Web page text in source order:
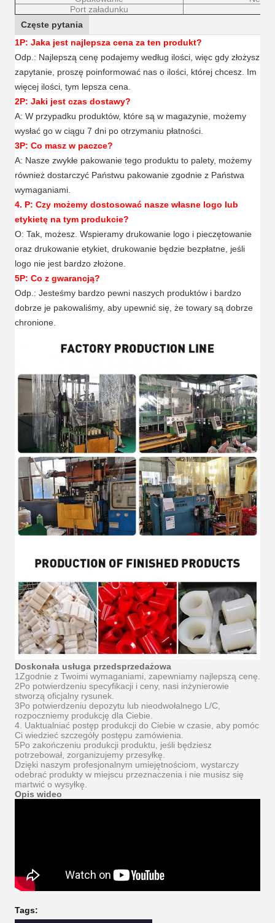
Port załadunku
Częste pytania
1P: Jaka jest najlepsza cena za ten produkt?
Odp.: Najlepszą cenę podajemy według ilości, więc gdy złożysz
zapytanie, proszę poinformować nas o ilości, której chcesz. Im
więcej ilości, tym lepsza cena.
2P: Jaki jest czas dostawy?
A: W przypadku produktów, które są w magazynie, możemy
wysłać go w ciągu 7 dni po otrzymaniu płatności.
3P: Co masz w paczce?
A: Nasze zwykłe pakowanie tego produktu to palety, możemy
również dostarczyć Państwu pakowanie zgodnie z Państwa
wymaganiami.
4. P: Czy możemy dostosować nasze własne logo lub
etykietę na tym produkcie?
O: Tak, możesz. Wspieramy drukowanie logo i pieczętowanie
oraz drukowanie etykiet, drukowanie będzie bezpłatne, jeśli
logo nie jest bardzo złożone.
5P: Co z gwarancją?
Odp.: Jesteśmy bardzo pewni naszych produktów i bardzo
dobrze je pakowaliśmy, aby upewnić się, że towary są dobrze
chronione.
Doskonała usługa przedsprzedażowa
1Zgodnie z Twoimi wymaganiami, zapewniamy najlepszą cenę.
2Po potwierdzeniu specyfikacji i ceny, nasi inżynierowie
stworzą oficjalny rysunek.
3Po potwierdzeniu depozytu lub nieodwołalnego L/C,
rozpoczniemy produkcję dla Ciebie.
4. Uaktualniać postęp produkcji do Ciebie w czasie, aby pomóc
Ci wiedzieć szczegóły postępu zamówienia.
5Po zakończeniu produkcji produktu, jeśli będziesz
potrzebował, zorganizujemy przesyłkę.
Dzięki naszym profesjonalnym umiejętnościom, wystarczy
odebrać produkty w miejscu przeznaczenia i nie musisz się
martwić o wysyłkę.
Opis wideo
Tags: